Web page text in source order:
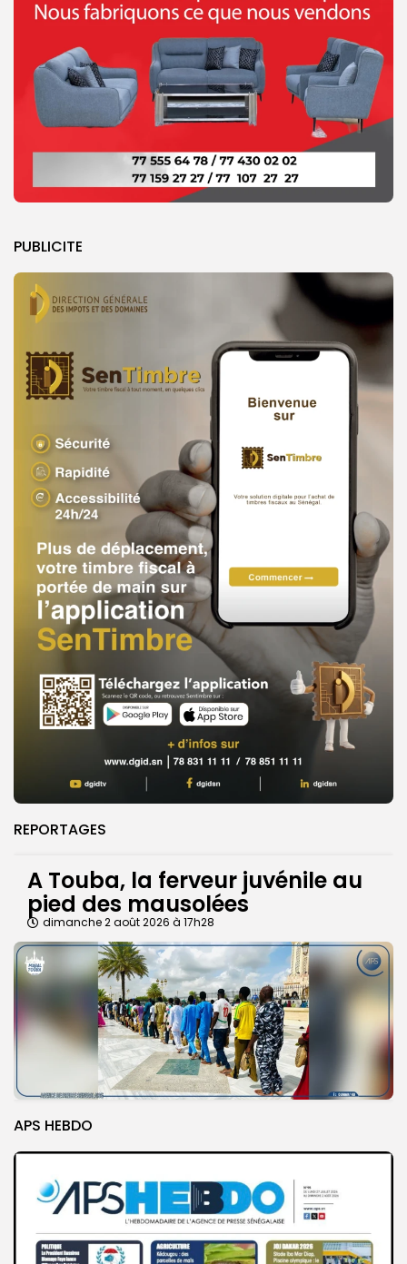
PUBLICITE
REPORTAGES
A Touba, la ferveur juvénile au
pied des mausolées
dimanche 2 août 2026 à 17h28
APS HEBDO